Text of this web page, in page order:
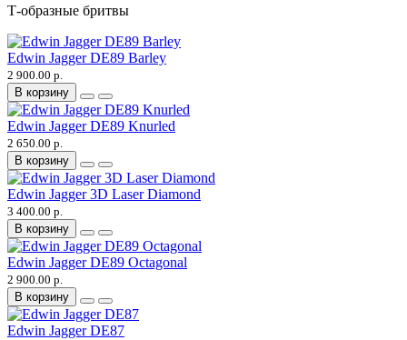
Т-образные бритвы
Edwin Jagger DE89 Barley
2 900.00 р.
В корзину
Edwin Jagger DE89 Knurled
2 650.00 р.
В корзину
Edwin Jagger 3D Laser Diamond
3 400.00 р.
В корзину
Edwin Jagger DE89 Octagonal
2 900.00 р.
В корзину
Edwin Jagger DE87